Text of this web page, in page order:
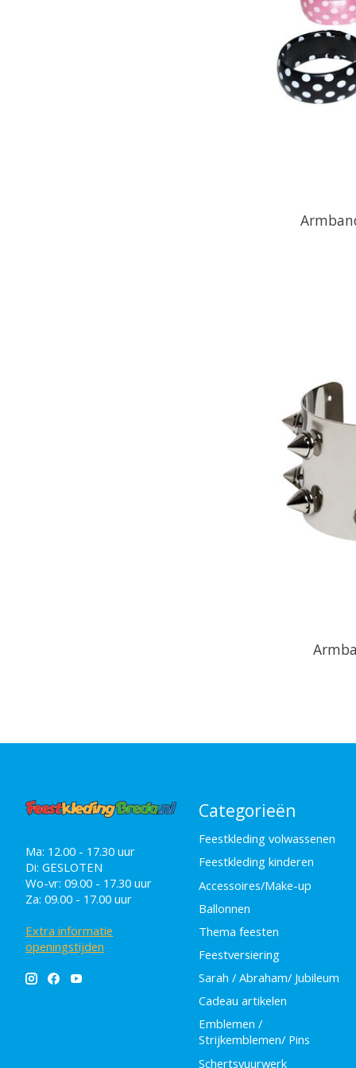
Ma: 12.00 - 17.30 uur
Di: GESLOTEN
Wo-vr: 09.00 - 17.30 uur
Za: 09.00 - 17.00 uur
Extra informatie
openingstijden
Categorieën
Feestkleding volwassenen
Feestkleding kinderen
Accessoires/Make-up
Ballonnen
Thema feesten
Feestversiering
Sarah / Abraham/ Jubileum
Cadeau artikelen
Emblemen /
Strijkemblemen/ Pins
Schertsvuurwerk